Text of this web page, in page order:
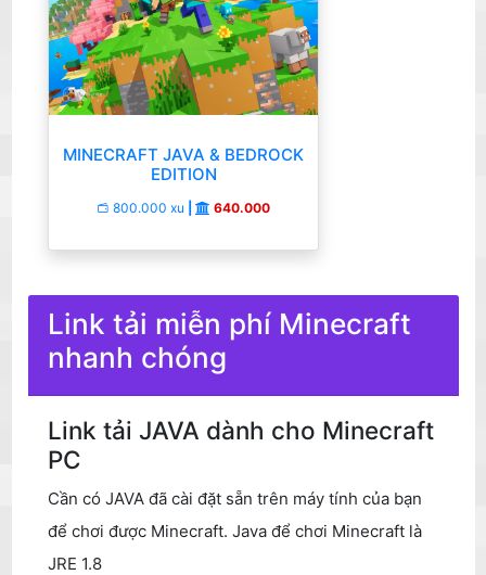
MINECRAFT JAVA & BEDROCK
EDITION
800.000 xu | 640.000
Link tải miễn phí Minecraft
nhanh chóng
Link tải JAVA dành cho Minecraft
PC
Cần có JAVA đã cài đặt sẵn trên máy tính của bạn
để chơi được Minecraft. Java để chơi Minecraft là
JRE 1.8